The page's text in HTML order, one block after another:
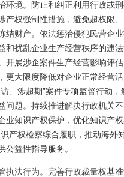
环境。防止和纠正利用行政或
产权强制性措施，避免超权限
结财产。依法惩治侵犯民营企
和扰乱企业生产经营秩序的违
开展涉企案件生产经营影响评
更大限度降低对企业正常经营
、涉超期”案件专项监督行动
问题。持续推进解决行政机关
业知识产权保护，优化知识产权
产权检察综合履职，推动海外
公益性指导服务。
执法行为。完善行政裁量权基